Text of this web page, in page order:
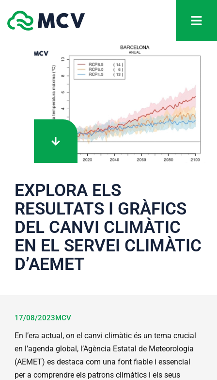
EXPLORA ELS
RESULTATS I GRÀFICS
DEL CANVI CLIMÀTIC
EN EL SERVEI CLIMÀTIC
D’AEMET
17/08/2023MCV
En l’era actual, on el canvi climàtic és un tema crucial
en l’agenda global, l’Agència Estatal de Meteorologia
(AEMET) es destaca com una font fiable i essencial
per a comprendre els patrons climàtics i els seus